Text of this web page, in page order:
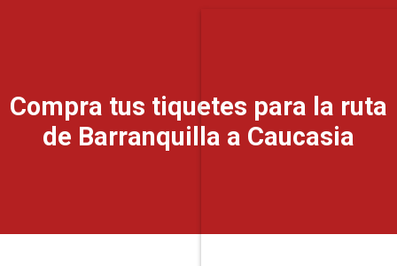
Compra tus tiquetes para la ruta
de Barranquilla a Caucasia